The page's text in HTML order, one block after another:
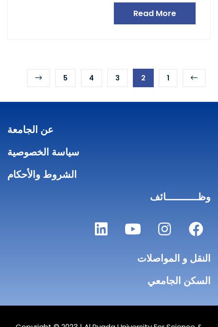
Read More
1
2
3
4
5
عن الجامعة
سياسة الخصوصية
الشروط والأحكام
وظـــــــــــائف
النقل و المواصلات
السكن الجامعي